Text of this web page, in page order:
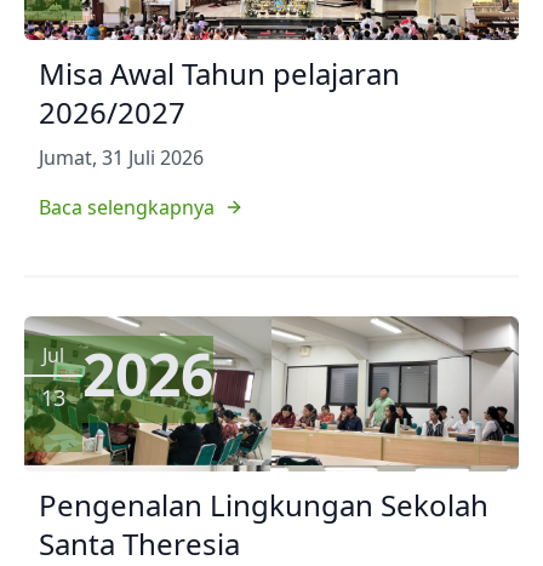
Misa Awal Tahun pelajaran
2026/2027
Jumat, 31 Juli 2026
Baca selengkapnya
Jul
13 2026
Pengenalan Lingkungan Sekolah
Santa Theresia